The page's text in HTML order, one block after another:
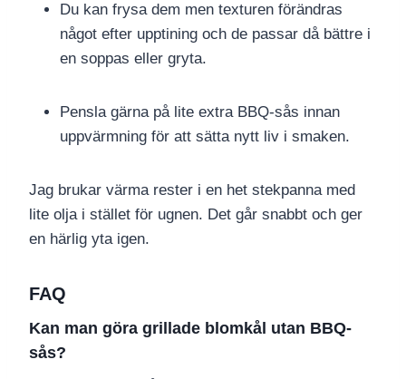
Du kan frysa dem men texturen förändras
något efter upptining och de passar då bättre i
en soppas eller gryta.
Pensla gärna på lite extra BBQ-sås innan
uppvärmning för att sätta nytt liv i smaken.
Jag brukar värma rester i en het stekpanna med
lite olja i stället för ugnen. Det går snabbt och ger
en härlig yta igen.
FAQ
Kan man göra grillade blomkål utan BBQ-
sås?